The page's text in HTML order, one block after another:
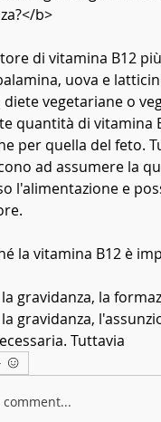
b>
di vitamina B12
uova e
diete vegetariane o
quantità di vitamina
per quella del feto.
ad assumere la
l'alimentazione e
la vitamina B12 è
gravidanza, la
gravidanza,
Tuttavia